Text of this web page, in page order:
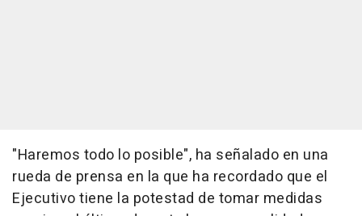
"Haremos todo lo posible", ha señalado en una
rueda de prensa en la que ha recordado que el
Ejecutivo tiene la potestad de tomar medidas